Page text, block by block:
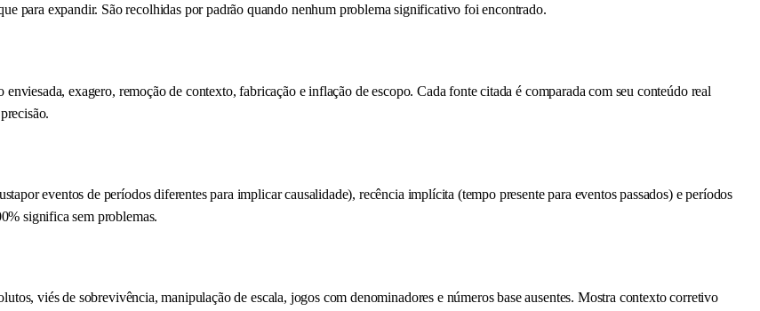
para expandir. São recolhidas por padrão quando nenhum problema significativo foi encontrado.
exagero, remoção de contexto, fabricação e inflação de escopo. Cada fonte citada é comparada com seu conteúdo real
eventos de períodos diferentes para implicar causalidade), recência implícita (tempo presente para eventos passados) e períodos
significa sem problemas.
viés de sobrevivência, manipulação de escala, jogos com denominadores e números base ausentes. Mostra contexto corretivo